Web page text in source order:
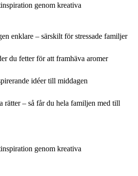
genom kreativa
enklare – särskilt för stressade familjer
du fetter för att framhäva aromer
idéer till middagen
– så får du hela familjen med till
genom kreativa